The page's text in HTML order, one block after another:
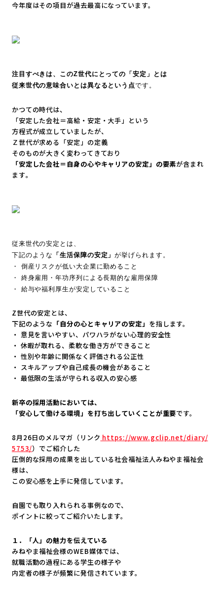
今年度はその項目が過去最高になっています。
注目すべきは、このZ世代にとっての「安定」とは
従来世代の意味合いとは異なるという点です。
かつての時代は、
「安定した会社＝高給・安定・大手」という
方程式が成立していましたが、
Ｚ世代が求める「安定」の定義
そのものが大きく変わってきており
「安定した会社＝自身の心やキャリアの安定」の要素が含まれ
ます。
従来世代の安定とは、
下記のような 「生活保障の安定」が挙げられます。
・ 倒産リスクが低い大企業に勤めること
・ 終身雇用・年功序列による長期的な雇用保障
・ 給与や福利厚生が安定していること
Z世代の安定とは、
下記のような 「自分の心とキャリアの安定」 を指します。
・ 意見を言いやすい、パワハラがない心理的安全性
・ 休暇が取れる、柔軟な働き方ができること
・ 性別や年齢に関係なく評価される公正性
・ スキルアップや自己成長の機会があること
・ 最低限の生活が守られる収入の安心感
新卒の採用活動においては、
「安心して働ける環境」を打ち出していくことが重要です。
8月26日のメルマガ（リンク https://www.gclip.net/diary/
5753/）でご紹介した
圧倒的な採用の成果を出している社会福祉法人みねやま福祉会
様は、
この安心感を上手に発信しています。
自園でも取り入れられる事例なので、
ポイントに絞ってご紹介いたします。
１．「人」の魅力を伝えている
みねやま福祉会様のWEB媒体では、
就職活動の過程にある学生の様子や
内定者の様子が頻繁に発信されています。